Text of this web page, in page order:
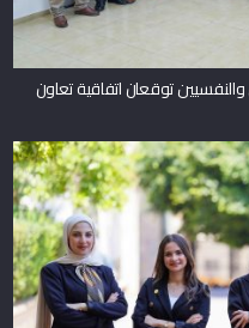
توقعان اتفاقية تعاون